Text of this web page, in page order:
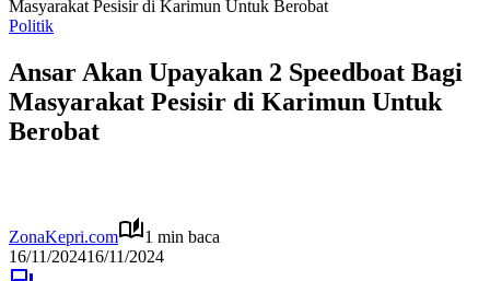
Masyarakat Pesisir di Karimun Untuk Berobat
Politik
Ansar Akan Upayakan 2 Speedboat Bagi
Masyarakat Pesisir di Karimun Untuk
Berobat
ZonaKepri.com
1 min baca
16/11/202416/11/2024